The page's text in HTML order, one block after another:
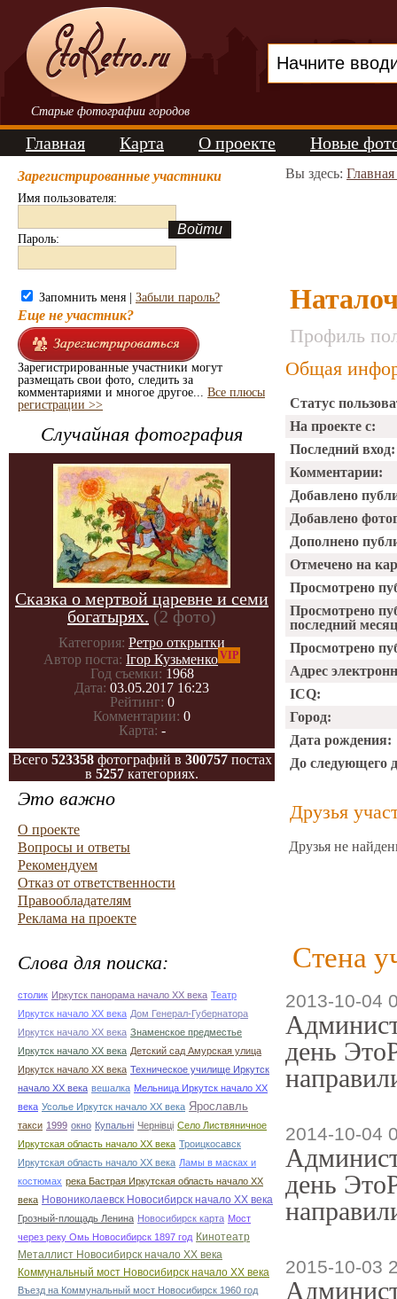
Старые фотографии городов
Главная Карта О проекте Новые
Зарегистрированные участники
Имя пользователя:
Пароль:
Запомнить меня | Забыли пароль?
Еще не участник?
Зарегистрированные участники могут
размещать свои фото, следить за
комментариями и многое другое... Все плюсы
регистрации >>
Случайная фотография
Сказка о мертвой царевне и семи
богатырях. (2 фото)
Категория: Ретро открытки
Автор поста: Ігор КузьменкоVIP
Год съемки: 1968
Дата: 03.05.2017 16:23
Рейтинг: 0
Комментарии: 0
Карта: -
Всего 523358фотографий в 300757постах
в 5257 категориях.
Это важно
О проекте
Вопросы и ответы
Рекомендуем
Отказ от ответственности
Правообладателям
Реклама на проекте
Слова для поиска:
столик Иркутск панорама начало ХХ века Театр
Иркутск начало ХХ века Дом Генерал-Губернатора
Иркутск начало ХХ века Знаменское предместье
Иркутск начало ХХ века Детский сад Амурская улица
Иркутск начало ХХ века Техническое училище Иркутск
начало ХХ века вешалка Мельница Иркутск начало ХХ
века Усолье Иркутск начало ХХ века Ярославль
такси 1999 окно Купальні Чернівці Село Листвяничное
Иркутская область начало ХХ века Троицкосавск
Иркутская область начало ХХ века Ламы в масках и
костюмах река Бастрая Иркутская область начало ХХ
века Новониколаевск Новосибирск начало ХХ века
Грозный-площадь Ленина Новосибирск карта Мост
через реку Омь Новосибирск 1897 год Кинотеатр
Металлист Новосибирск начало ХХ века
Коммунальный мост Новосибирск начало ХХ века
Въезд на Коммунальный мост Новосибирск 1960 год
Вы здесь:
Профиль
Общая
Статус
На проекте с:
Последний вход:
Комментарии:
Добавлено
Добавлено
Дополнено
Отмечено на
Просмотрено
Просмотрено
последний
Просмотрено
Адрес
ICQ:
Город:
Дата рождения:
До следующего
Друзья
Друзья не
Стена
2013-10-04
день
2014-10-04
день
2015-10-03